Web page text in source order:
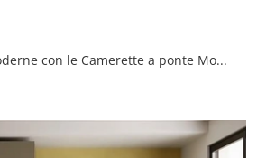
Arreda stanzette moderne con le Camerette a ponte Moretti Compact Camerette! Il modello K122 in laccato opaco è per bambine.